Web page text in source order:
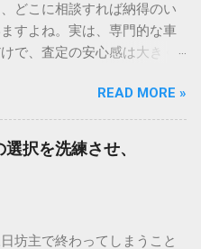
どこに相談すれば納得のい
すよね。実は、専門的な車
で、査定の安心感は大きく
みるのが近道ですよ。」 ✅
てみる 「事業で使っている
いだろう？」と考えたこと
えるトラックや重機、営業
切な資産です。しかし、い
すると、計算方法が複雑だ
READ MORE »
択を洗練させ、
坊主で終わってしまうこと